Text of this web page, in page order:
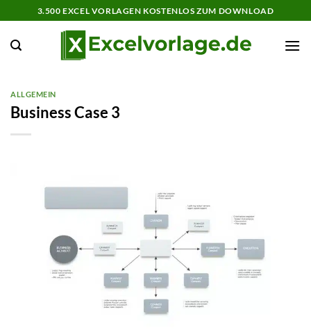
Inhalt
springen
3.500 EXCEL VORLAGEN KOSTENLOS ZUM DOWNLOAD
ALLGEMEIN
Business Case 3